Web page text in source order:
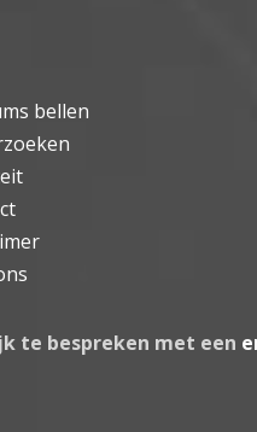
bellen
te bespreken met een